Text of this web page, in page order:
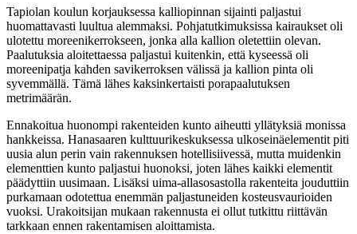
Tapiolan koulun korjauksessa kalliopinnan sijainti paljastui
huomattavasti luultua alemmaksi. Pohjatutkimuksissa kairaukset oli
ulotettu moreenikerrokseen, jonka alla kallion oletettiin olevan.
Paalutuksia aloitettaessa paljastui kuitenkin, että kyseessä oli
moreenipatja kahden savikerroksen välissä ja kallion pinta oli
syvemmällä. Tämä lähes kaksinkertaisti porapaalutuksen
metrimäärän.
Ennakoitua huonompi rakenteiden kunto aiheutti yllätyksiä monissa
hankkeissa. Hanasaaren kulttuurikeskuksessa ulkoseinäelementit piti
uusia alun perin vain rakennuksen hotellisiivessä, mutta muidenkin
elementtien kunto paljastui huonoksi, joten lähes kaikki elementit
päädyttiin uusimaan. Lisäksi uima-allasosastolla rakenteita jouduttiin
purkamaan odotettua enemmän paljastuneiden kosteusvaurioiden
vuoksi. Urakoitsijan mukaan rakennusta ei ollut tutkittu riittävän
tarkkaan ennen rakentamisen aloittamista.